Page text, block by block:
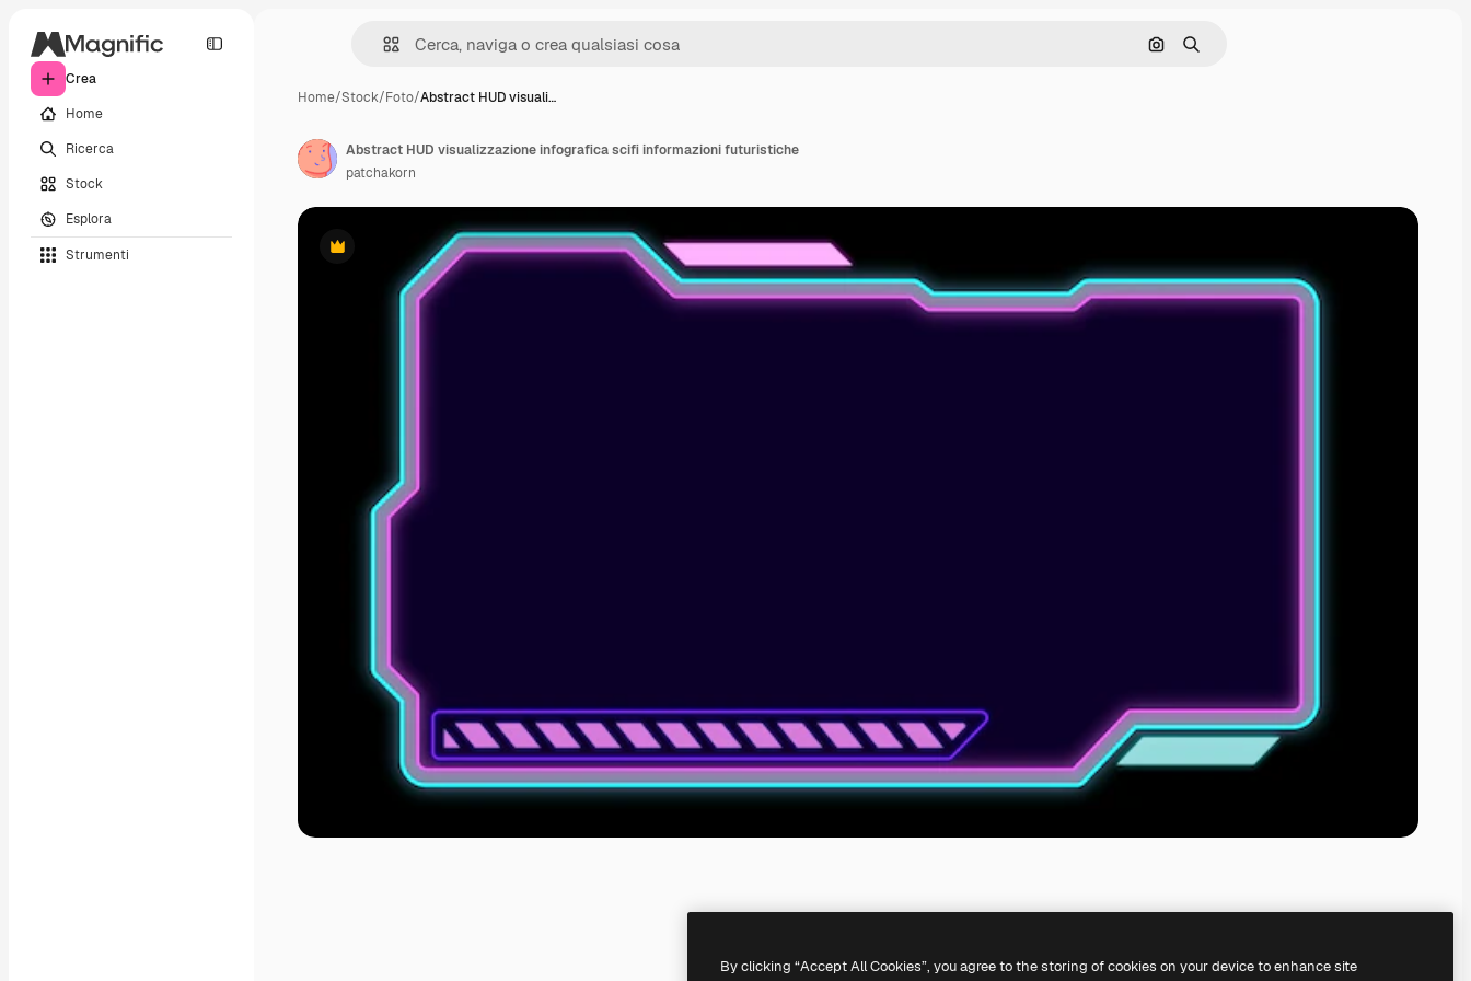
Crea
Home
Ricerca
Stock
Esplora
Strumenti
Cerca per immagine
Ricerca
Home/Stock/Foto/Abstract HUD visuali…
Premium
Abstract HUD visualizzazione infografica scifi informazioni futuristiche
patchakorn
By clicking “Accept All Cookies”, you agree to the storing of cookies on your device to enhance site